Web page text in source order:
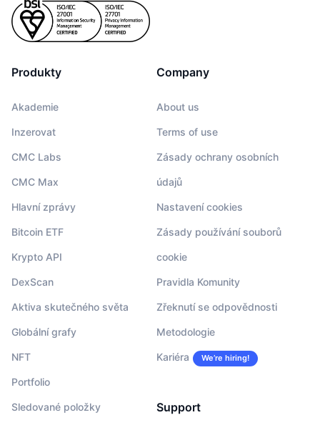
Produkty
Akademie
Inzerovat
CMC Labs
CMC Max
Hlavní zprávy
Bitcoin ETF
Krypto API
DexScan
Aktiva skutečného světa
Globální grafy
NFT
Portfolio
Sledované položky
Company
About us
Terms of use
Zásady ochrany osobních
údajů
Nastavení cookies
Zásady používání souborů
cookie
Pravidla Komunity
Zřeknutí se odpovědnosti
Metodologie
Kariéra We’re hiring!
Support